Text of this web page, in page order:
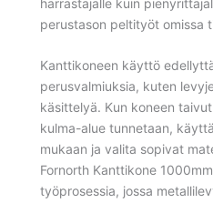
perustason peltityöt omissa
Kanttikoneen käyttö
perusvalmiuksia, kuten
käsittelyä. Kun koneen
kulma-alue tunnetaan,
mukaan ja valita sopivat
Fornorth Kanttikone
työprosessia, jossa